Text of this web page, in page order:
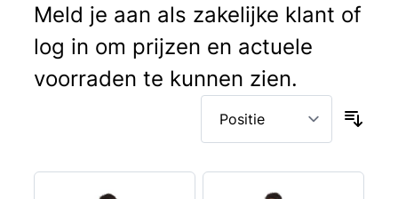
Meld je aan als zakelijke klant of
log in om prijzen en actuele
voorraden te kunnen zien.